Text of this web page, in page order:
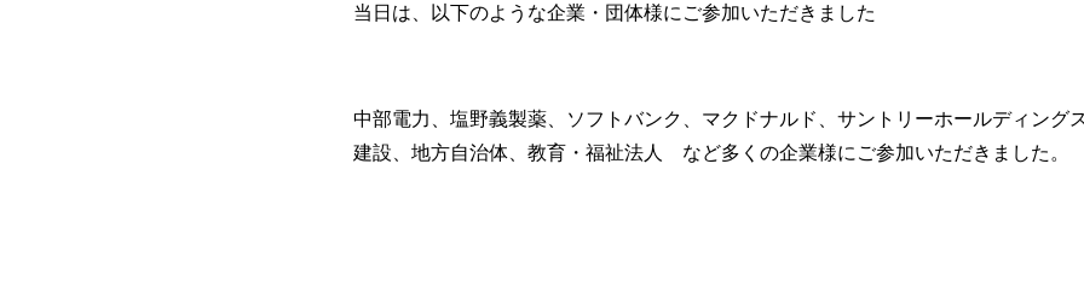
当日は、以下のような企業・団体様にご参加いただきました
中部電力、塩野義製薬、ソフトバンク、マクドナルド、サントリーホールディング
建設、地方自治体、教育・福祉法人 など多くの企業様にご参加いただきました。